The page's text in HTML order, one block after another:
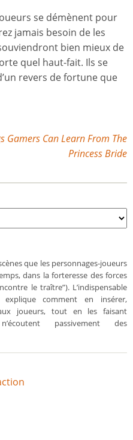
se démènent pour
jamais besoin de les
bien mieux de
quel haut-fait. Ils se
revers de fortune que
Gamers Can Learn From The
Princess Bride
que les personnages-joueurs
dans la forteresse des forces
le traître”). L’indispensable
explique comment en insérer,
joueurs, tout en les faisant
passivement des